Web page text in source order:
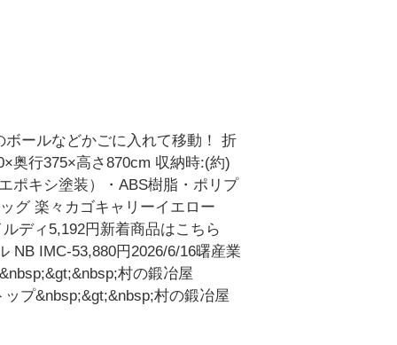
ールなどかごに入れて移動！ 折
奥行375×高さ870cm 収納時:(約)
ポキシ塗装）・ABS樹脂・ポリプ
グ 楽々カゴキャリーイエロー
ディ5,192円新着商品はこちら
NB IMC-53,880円2026/6/16曙産業
村の鍛冶屋
プ&nbsp;&gt;&nbsp;村の鍛冶屋